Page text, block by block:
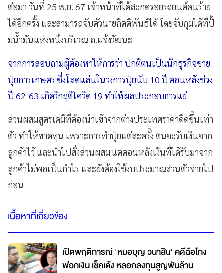
ต่อมา วันที่ 25 พ.ย. 67 เจ้าหน้าที่ได้สะกดรอยรถยนต์คนร้าย
ได้อีกครั้ง และสามารถจับตัวนายกิตติพันธ์ได้ โดยจับกุมได้ที่ปั้
มน้ำมันแห่งหนึ่งบริเวณ ถ.แจ้งวัฒนะ
จากการสอบถามผู้ต้องหาให้การว่า ปกติตนเป็นนักธุรกิจขาย
ปุ๋ยการเกษตร ซึ่งโลดแล่นในวงการปุ๋ยนับ 10 ปี ตอนหลังช่วง
ปี 62-63 เกิดวิกฤติโควิด 19 ทำให้ผลประกอบการแย่
ส่วนผสมสูตรเคมีที่ต้องนำเข้าจากต่างประเทศราคาดีดขึ้นเท่า
ตัว ทำให้ขาดทุน เพราะการทำปุ๋ยแต่ละครั้ง ตนจะรับเงินจาก
ลูกค้าไว้ และนำไปสั่งส่วนผสม แต่ตอนหลังเงินที่ได้รับมาจาก
ลูกค้าไม่พอเป็นกำไร และยังต้องใช้งบประมาณส่วนตัวจ่ายไป
ก่อน
เนื้อหาที่เกี่ยวข้อง
เปิดพฤติการณ์ 'หมอบุญ วนาสิน' คดีฉ้อโกง
ฟอกเงิน เช็คเด้ง หลอกลงทุนสูญพันล้าน